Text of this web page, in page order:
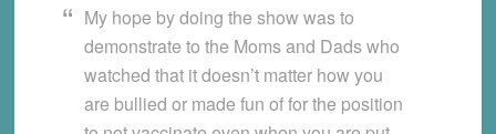
My hope by doing the show was to
demonstrate to the Moms and Dads who
watched that it doesn’t matter how you
are bullied or made fun of for the position